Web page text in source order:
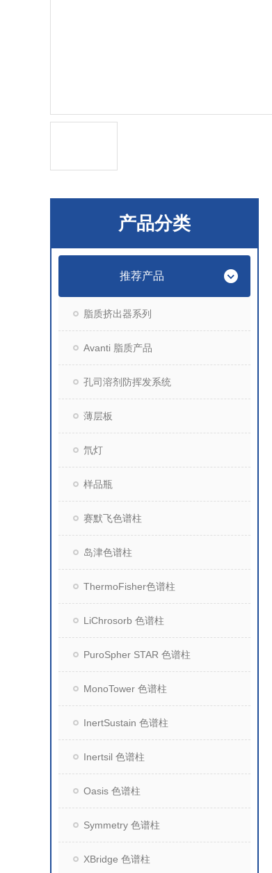
产品分类
推荐产品
脂质挤出器系列
Avanti 脂质产品
孔司溶剂防挥发系统
薄层板
氘灯
样品瓶
赛默飞色谱柱
岛津色谱柱
ThermoFisher色谱柱
LiChrosorb 色谱柱
PuroSpher STAR 色谱柱
MonoTower 色谱柱
InertSustain 色谱柱
Inertsil 色谱柱
Oasis 色谱柱
Symmetry 色谱柱
XBridge 色谱柱